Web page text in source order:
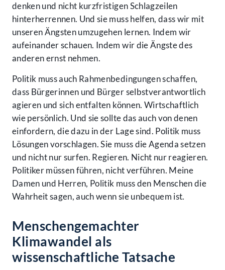
denken und nicht kurzfristigen Schlagzeilen
hinterherrennen. Und sie muss helfen, dass wir mit
unseren Ängsten umzugehen lernen. Indem wir
aufeinander schauen. Indem wir die Ängste des
anderen ernst nehmen.
Politik muss auch Rahmenbedingungen schaffen,
dass Bürgerinnen und Bürger selbstverantwortlich
agieren und sich entfalten können. Wirtschaftlich
wie persönlich. Und sie sollte das auch von denen
einfordern, die dazu in der Lage sind. Politik muss
Lösungen vorschlagen. Sie muss die Agenda setzen
und nicht nur surfen. Regieren. Nicht nur reagieren.
Politiker müssen führen, nicht verführen. Meine
Damen und Herren, Politik muss den Menschen die
Wahrheit sagen, auch wenn sie unbequem ist.
Menschengemachter
Klimawandel als
wissenschaftliche Tatsache